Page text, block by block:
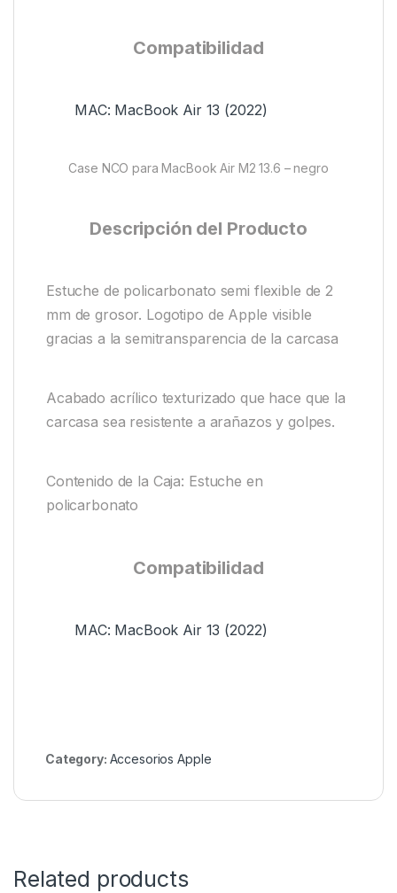
Compatibilidad
MAC: MacBook Air 13 (2022)
Case NCO para MacBook Air M2 13.6 – negro
Descripción del Producto
Estuche de policarbonato semi flexible de 2
mm de grosor. Logotipo de Apple visible
gracias a la semitransparencia de la carcasa
Acabado acrílico texturizado que hace que la
carcasa sea resistente a arañazos y golpes.
Contenido de la Caja: Estuche en
policarbonato
Compatibilidad
MAC: MacBook Air 13 (2022)
Category: Accesorios Apple
Related products